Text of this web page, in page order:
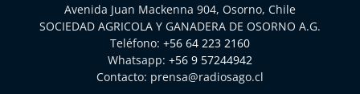
Avenida Juan Mackenna 904, Osorno, Chile
SOCIEDAD AGRICOLA Y GANADERA DE OSORNO A.G.
Teléfono: +56 64 223 2160
Whatsapp: +56 9 57244942
Contacto: prensa@radiosago.cl